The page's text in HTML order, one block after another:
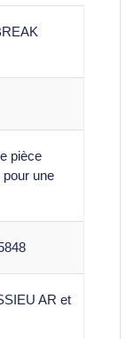
pièce
pour une
AR et